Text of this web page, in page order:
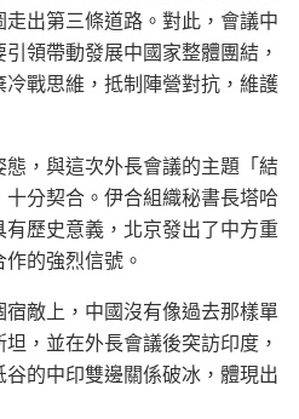
出第三條道路。對此，會議中
領帶動發展中國家整體團結，
戰思維，抵制陣營對抗，維護
，與這次外長會議的主題「結
分契合。伊合組織秘書長塔哈
歷史意義，北京發出了中方重
的強烈信號。
敵上，中國沒有像過去那樣單
，並在外長會議後突訪印度，
的中印雙邊關係破冰，體現出